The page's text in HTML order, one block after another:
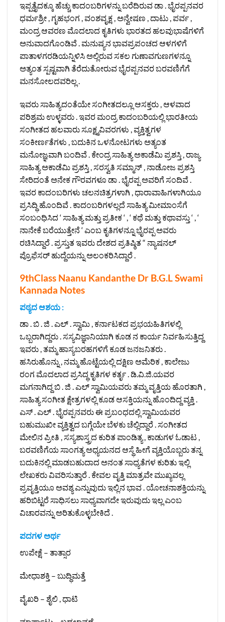
ಇಪ್ಪತ್ತೈದಕ್ಕೂ ಹೆಚ್ಚು ಕಾದಂಬರಿಗಳನ್ನು ಬರೆದಿರುವ ಡಾ . ಭೈರಪ್ಪನವರ
ಧರ್ಮಶ್ರೀ , ಗೃಹಭಂಗ , ವಂಶವೃಕ್ಷ , ಅನ್ವೇಷಣ , ದಾಟು , ಪರ್ವ ,
ಮಂದ್ರ ಆವರಣ ಮೊದಲಾದ ಕೃತಿಗಳು ಭಾರತದ ಹಲವುಭಾಷೆಗಳಿಗೆ
ಅನುವಾದಗೊಂಡಿವೆ . ಮನುಷ್ಯನ ಭಾವಪ್ರಪಂಚದ ಆಳಗಳಿಗೆ
ಪಾತಾಳಗರಡಿಯನ್ನಿಳಿಸಿ ಅಲ್ಲಿರುವ ಸಕಲ ಗುಣಾವಗುಣಗಳನ್ನೂ
ಅತ್ಯಂತ ಸ್ಪಷ್ಟವಾಗಿ ತೆರೆದುತೋರುವ ಭೈರಪ್ಪನವರ ಬರವಣಿಗೆಗೆ
ಮನಸೋಲದವರಿಲ್ಲ .
ಇವರು ಸಾಹಿತ್ಯದಂತೆಯೇ ಸಂಗೀತದಲ್ಲೂ ಆಸಕ್ತರು , ಆಳವಾದ
ಪರಿಶ್ರಮ ಉಳ್ಳವರು . ಇವರ ಮಂದ್ರ ಕಾದಂಬರಿಯಲ್ಲಿ ಭಾರತೀಯ
ಸಂಗೀತದ ಹಲವಾರು ಸೂಕ್ಷ್ಮವಿವರಗಳು , ವ್ಯಕ್ತಿತ್ವಗಳ
ಸಂಕೀರ್ಣತೆಗಳು , ಬದುಕಿನ ಒಳನೋಟಗಳು ಅತ್ಯಂತ
ಮನೋಜ್ಞವಾಗಿ ಬಂದಿವೆ . ಕೇಂದ್ರ ಸಾಹಿತ್ಯ ಅಕಾಡೆಮಿ ಪ್ರಶಸ್ತಿ , ರಾಜ್ಯ
ಸಾಹಿತ್ಯ ಅಕಾಡೆಮಿ ಪ್ರಶಸ್ತಿ , ಸರಸ್ವತಿ ಸಮ್ಮಾನ್ , ನಾಡೋಜ ಪ್ರಶಸ್ತಿ
ಸೇರಿದಂತೆ ಅನೇಕ ಗೌರವಗಳೂ ಡಾ . ಭೈರಪ್ಪ ಅವರಿಗೆ ಸಂದಿವೆ .
ಇವರ ಕಾದಂಬರಿಗಳು ಚಲನಚಿತ್ರಗಳಾಗಿ , ಧಾರಾವಾಹಿಗಳಾಗಿಯೂ
ಪ್ರಸಿದ್ಧಿ ಹೊಂದಿವೆ . ಕಾದಂಬರಿಗಳಲ್ಲದೆ ಸಾಹಿತ್ಯ ಮೀಮಾಂಸೆಗೆ
ಸಂಬಂಧಿಸಿದ ‘ ಸಾಹಿತ್ಯ ಮತ್ತು ಪ್ರತೀಕ ‘ , ‘ ಕಥೆ ಮತ್ತು ಕಥಾವಸ್ತು ‘ , ‘
ನಾನೇಕೆ ಬರೆಯುತ್ತೇನೆ ‘ ಎಂಬ ಕೃತಿಗಳನ್ನೂ ಭೈರಪ್ಪ ಅವರು
ರಚಿಸಿದ್ದಾರೆ . ಪ್ರಸ್ತುತ ಇವರು ದೇಶದ ಪ್ರತಿಷ್ಠಿತ “ ನ್ಯಾಷನಲ್
ಪ್ರೊಫೆಸರ್ ಹುದ್ದೆಯನ್ನು ಅಲಂಕರಿಸಿದ್ದಾರೆ .
9thClass Naanu Kandanthe Dr B.G.L Swami
Kannada Notes
ಪಠ್ಯದ ಆಶಯ :
ಡಾ . ಬಿ . ಜಿ . ಎಲ್ . ಸ್ವಾಮಿ , ಕರ್ನಾಟಕದ ಪ್ರಭಯಹಿತಿಗಳಲ್ಲಿ
ಒಬ್ಬರಾಗಿದ್ದರು . ಸಸ್ಯವಿಜ್ಞಾನಿಯಾಗಿ ಕೂಡ ನ ಕಾರ್ಯ ನಿರ್ವಹಿಸುತ್ತಿದ್ದ
ಇವರು , ತಮ್ಮ ಹಾಸ್ಯಬರಹಗಳಿಗೆ ಕೂಡ ಜನಜನಿತರು .
ಹಸಿರುಹೊನ್ನು , ನಮ್ಮ ಹೊಟ್ಟೆಯಲ್ಲಿ ದಕ್ಷಿಣ ಅಮೆರಿಕ , ಕಾಲೇಜು
ರಂಗ ಮೊದಲಾದ ಪ್ರಸಿದ್ಧ ಕೃತಿಗಳ ಕರ್ತೃ . ಡಿ.ವಿ.ಜಿ.ಯವರ
ಮಗನಾಗಿದ್ದ ಬಿ . ಜಿ . ಎಲ್ ಸ್ವಾಮಿಯವರು ತಮ್ಮ ವೃತ್ತಿಯ ಹೊರತಾಗಿ ,
ಸಾಹಿತ್ಯ ಸಂಗೀತ ಕ್ಷೇತ್ರಗಳಲ್ಲಿ ಕೂಡ ಆಸಕ್ತಿಯನ್ನು ಹೊಂದಿದ್ದ ವ್ಯಕ್ತಿ .
ಎಸ್ . ಎಲ್ . ಭೈರಪ್ಪನವರು ಈ ಪ್ರಬಂಧದಲ್ಲಿ ಸ್ವಾಮಿಯವರ
ಬಹುಮುಖೀ ವ್ಯಕ್ತಿತ್ವದ ಬಗ್ಗೆಯೇ ಬೆಳಕು ಚೆಲ್ಲಿದ್ದಾರೆ . ಸಂಗೀತದ
ಮೇಲಿನ ಪ್ರೀತಿ , ಸಸ್ಯಶಾಸ್ತ್ರದ ಕುರಿತ ಪಾಂಡಿತ್ಯ , ಕಾಡುಗಳ ಓಡಾಟ ,
ಬರವಣಿಗೆಯ ಸಾಂಗತ್ಯ ಅಧ್ಯಯನದ ಆಸ್ಥೆ ಹೀಗೆ ವ್ಯಕ್ತಿಯೊಬ್ಬರು ತನ್ನ
ಬದುಕಿನಲ್ಲಿ ಮಾಡಬಹುದಾದ ಅನಂತ ಸಾಧ್ಯತೆಗಳ ಕುರಿತು ಇಲ್ಲಿ
ಲೇಖಕರು ವಿವರಿಸುತ್ತಾರೆ . ಕೇವಲ ವೃತ್ತಿ ಮಾತ್ರವೇ ಮುಖ್ಯವಲ್ಲ
ಪ್ರವೃತ್ತಿಯೂ ಅವಶ್ಯ ಎನ್ನುವುದು ಇಲ್ಲಿನ ಭಾವ . ಯೋಚನಾಶಕ್ತಿಯನ್ನು
ಹರಿಬಿಟ್ಟರೆ ಸಾಧಿಸಲು ಸಾಧ್ಯವಾಗದೇ ಇರುವುದು ಇಲ್ಲ ಎಂಬ
ವಿಚಾರವನ್ನು ಅರಿತುಕೊಳ್ಳಬೇಕಿದೆ .
ಪದಗಳ ಅರ್ಥ
ಉಪೇಕ್ಷೆ – ತಾತ್ಸಾರ
ಮೇಧಾಶಕ್ತಿ – ಬುದ್ಧಿಮತ್ತೆ
ವೈಖರಿ – ಶೈಲಿ , ಧಾಟಿ